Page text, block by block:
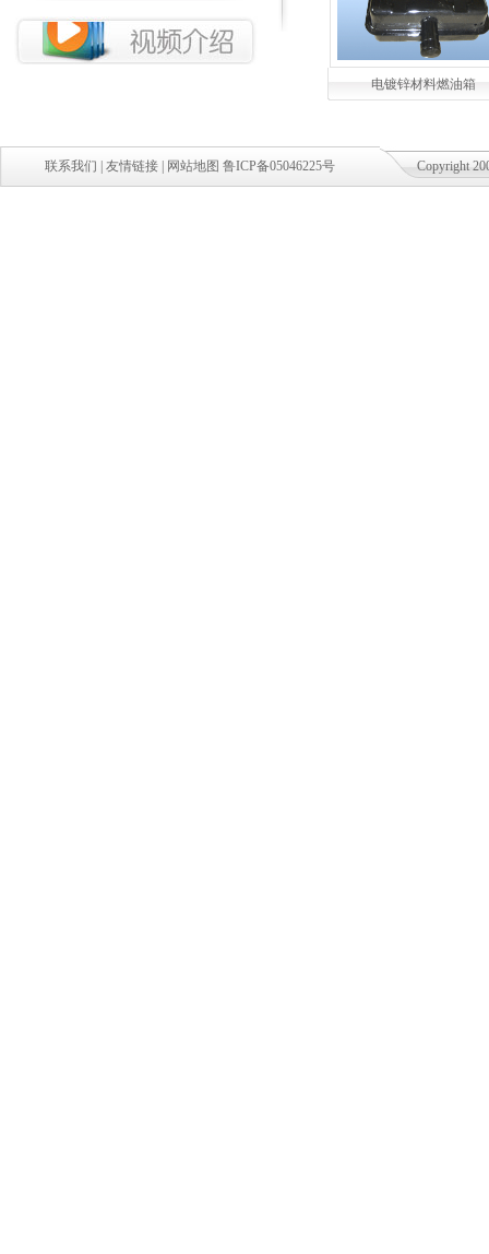
电镀锌材料燃油箱
联系我们 友情链接 网站地图 鲁ICP备05046225号 Copyright